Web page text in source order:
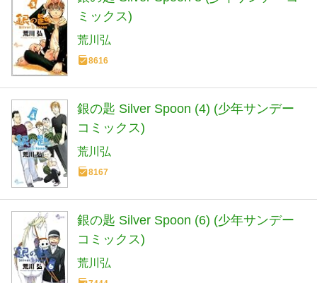
ミックス)
荒川弘
8616
銀の匙 Silver Spoon (4) (少年サンデー
コミックス)
荒川弘
8167
銀の匙 Silver Spoon (6) (少年サンデー
コミックス)
荒川弘